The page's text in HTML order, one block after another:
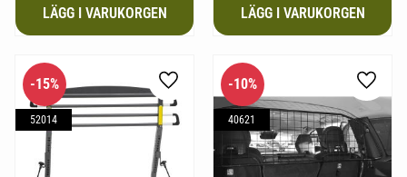
15%
52014
Lägg till i favoriter
10%
40621
Lägg